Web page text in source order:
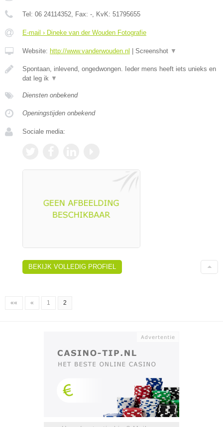
Tel: 06 24114352 , Fax: - , KvK: 51795655
E-mail › Dineke van der Wouden Fotografie
Website: http://www.vanderwouden.nl | Screenshot ▼
Spontaan, inlevend, ongedwongen. Ieder mens heeft iets unieks en
dat leg ik ▼
Diensten onbekend
Openingstijden onbekend
Sociale media:
BEKIJK VOLLEDIG PROFIEL
«« « 1 2